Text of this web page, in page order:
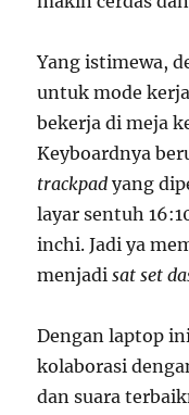
Yang istimewa,
untuk mode
bekerja di meja
Keyboardnya
trackpad yang
layar sentuh
inchi. Jadi ya
menjadisat set
Dengan laptop
kolaborasi
dan suara